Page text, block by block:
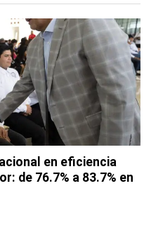
en eficiencia
de 76.7% a 83.7% en